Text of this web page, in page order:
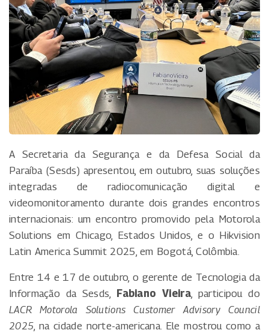
A Secretaria da Segurança e da Defesa Social da
Paraíba (Sesds) apresentou, em outubro, suas soluções
integradas de radiocomunicação digital e
videomonitoramento durante dois grandes encontros
internacionais: um encontro promovido pela Motorola
Solutions em Chicago, Estados Unidos, e o Hikvision
Latin America Summit 2025, em Bogotá, Colômbia.
Entre 14 e 17 de outubro, o gerente de Tecnologia da
Informação da Sesds,
Fabiano Vieira, participou do
LACR Motorola Solutions Customer Advisory Council
2025, na cidade norte-americana. Ele mostrou como a